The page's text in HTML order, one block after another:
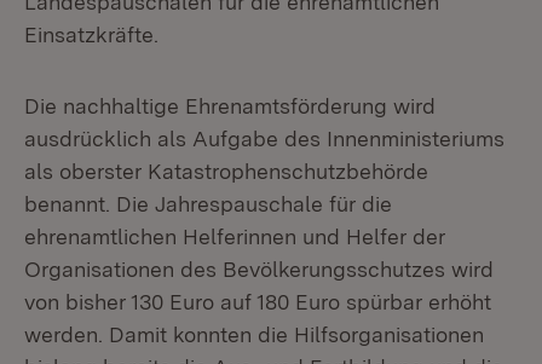
Einsatzkräfte.
Die nachhaltige Ehrenamtsförderung wird
ausdrücklich als Aufgabe des Innenministeriums
als oberster Katastrophenschutzbehörde
benannt. Die Jahrespauschale für die
ehrenamtlichen Helferinnen und Helfer der
Organisationen des Bevölkerungsschutzes wird
von bisher 130 Euro auf 180 Euro spürbar erhöht
werden. Damit konnten die Hilfsorganisationen